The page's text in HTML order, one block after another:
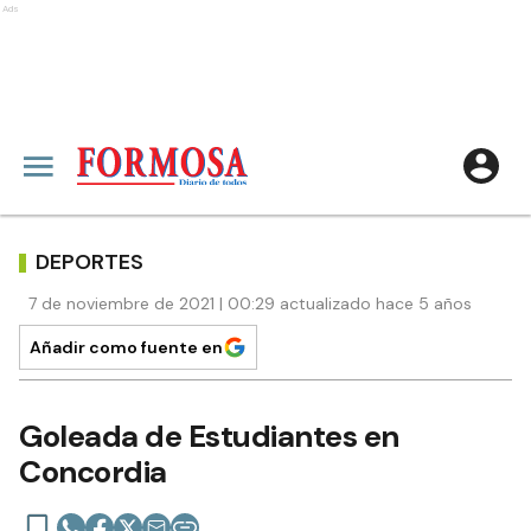
Ads
DEPORTES
7 de noviembre de 2021 | 00:29 actualizado hace 5 años
Añadir como fuente en
Goleada de Estudiantes en
Concordia